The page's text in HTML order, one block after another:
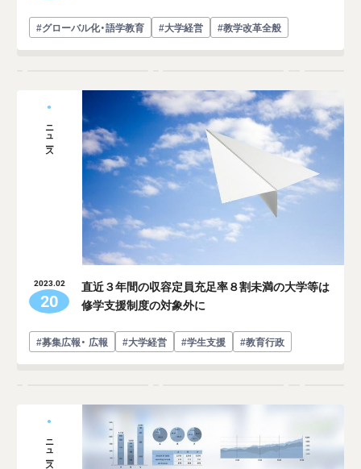
#グローバル化・語学教育 #大学経営 #教学改革全般
ニュース
2023.02
20
直近３年間の収容定員充足率８割未満の大学等は
修学支援制度の対象外に
#募集広報・ 広報 #大学経営 #学生支援 #教育行政
ニュース